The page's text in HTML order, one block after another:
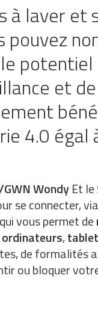
à laver et
pouvez
et
4.0 égal
WondyEt le
se connecter,
qui vous permet de
ordinateurs,
de formalités
ou bloquer